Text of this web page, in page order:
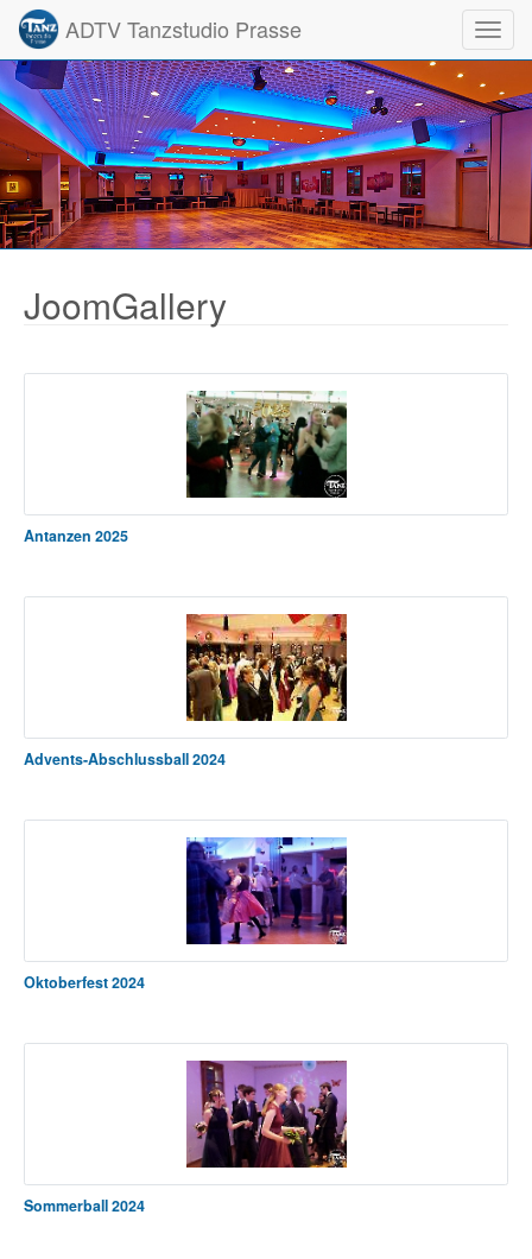
ADTV Tanzstudio Prasse
JoomGallery
Antanzen 2025
Advents-Abschlussball 2024
Oktoberfest 2024
Sommerball 2024